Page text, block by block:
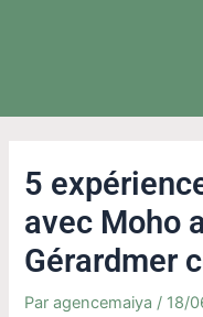
5
avec Moho
Gérardmer
Paragencemaiya / 18/